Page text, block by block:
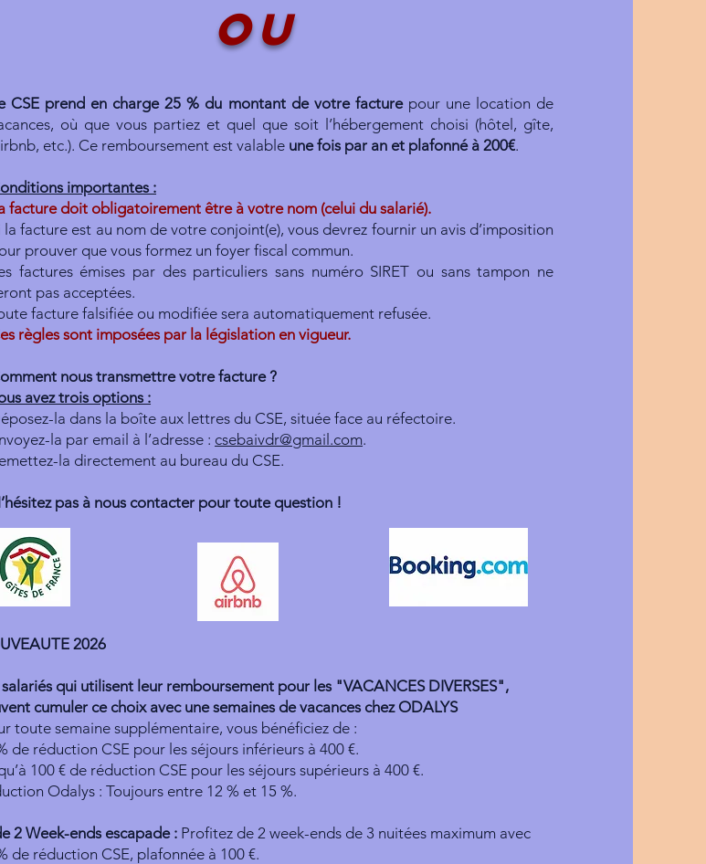
OU
CSE prend en charge 25 % du montant de votre facturepour une location de
où que vous partiez et quel que soit l’hébergement choisi (hôtel, gîte,
etc.). Ce remboursement est valable une fois par an et plafonné à 200€.
importantes :
facture doit obligatoirement être à votre nom (celui du salarié).
la facture est au nom de votre conjoint(e), vous devrez fournir un avis d’imposition
prouver que vous formez un foyer fiscal commun.
factures émises par des particuliers sans numéro SIRET ou sans tampon ne
pas acceptées.
facture falsifiée ou modifiée sera automatiquement refusée.
règles sont imposées par la législation en vigueur.
nous transmettre votre facture ?
avez trois options :
la dans la boîte aux lettres du CSE, située face au réfectoire.
la par email à l’adresse : csebaivdr@gmail.com.
la directement au bureau du CSE.
pas à nous contacter pour toute question !
2026
salariés qui utilisent leur remboursement pour les "VACANCES DIVERSES",
cumuler ce choix avec une semaines de vacances chez ODALYS
toute semaine supplémentaire, vous bénéficiez de :
de réduction CSE pour les séjours inférieurs à 400 €.
100 € de réduction CSE pour les séjours supérieurs à 400 €.
Odalys : Toujours entre 12 % et 15 %.
2 Week-ends escapade : Profitez de 2 week-ends de 3 nuitées maximum avec
de réduction CSE, plafonnée à 100 €.